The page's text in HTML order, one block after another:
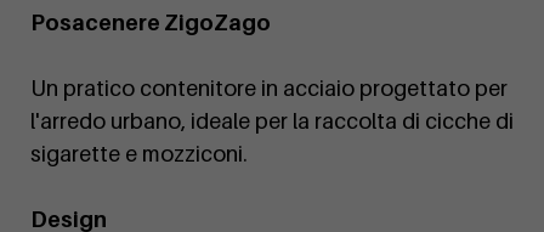
Posacenere ZigoZago
Un pratico contenitore in acciaio progettato per
l'arredo urbano, ideale per la raccolta di cicche di
sigarette e mozziconi.
Design